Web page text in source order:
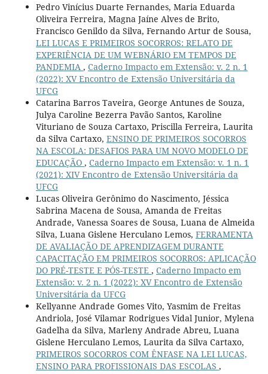
Pedro Vinícius Duarte Fernandes, Maria Eduarda
Oliveira Ferreira, Magna Jaíne Alves de Brito,
Francisco Genildo da Silva, Fernando Artur de Sousa,
LEI LUCAS E PRIMEIROS SOCORROS: RELATO DE
EXPERIÊNCIA DE UM WEBNÁRIO EM TEMPOS DE
PANDEMIA , Caderno Impacto em Extensão: v. 2 n. 1
(2022): XV Encontro de Extensão Universitária da
UFCG
Catarina Barros Taveira, George Antunes de Souza,
Julya Caroline Bezerra Pavão Santos, Karoline
Vituriano de Souza Cartaxo, Priscilla Ferreira, Laurita
da Silva Cartaxo, ENSINO DE PRIMEIROS SOCORROS
NA ESCOLA: DESAFIOS PARA UM NOVO MODELO DE
EDUCAÇÃO , Caderno Impacto em Extensão: v. 1 n. 1
(2021): XIV Encontro de Extensão Universitária da
UFCG
Lucas Oliveira Gerônimo do Nascimento, Jéssica
Sabrina Macena de Sousa, Amanda de Freitas
Andrade, Vanessa Soares de Sousa, Luana de Almeida
Silva, Luana Gislene Herculano Lemos, FERRAMENTA
DE AVALIAÇÃO DE APRENDIZAGEM DURANTE
CAPACITAÇÃO EM PRIMEIROS SOCORROS: APLICAÇÃO
DO PRÉ-TESTE E PÓS-TESTE , Caderno Impacto em
Extensão: v. 2 n. 1 (2022): XV Encontro de Extensão
Universitária da UFCG
Kellyanne Andrade Gomes Vito, Yasmim de Freitas
Andriola, José Vilamar Rodrigues Vidal Junior, Mylena
Gadelha da Silva, Marleny Andrade Abreu, Luana
Gislene Herculano Lemos, Laurita da Silva Cartaxo,
PRIMEIROS SOCORROS COM ÊNFASE NA LEI LUCAS,
ENSINO PARA PROFISSIONAIS DAS ESCOLAS ,